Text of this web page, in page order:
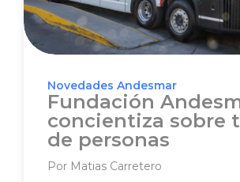
Novedades Andesmar
Fundación
concientiza sobre
de personas
Por Matias Carretero